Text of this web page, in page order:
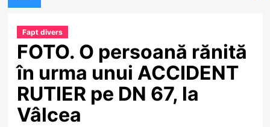
Fapt divers
FOTO. O persoană rănită
în urma unui ACCIDENT
RUTIER pe DN 67, la
Vâlcea